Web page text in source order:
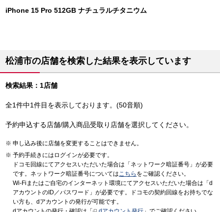
iPhone 15 Pro 512GB ナチュラルチタニウム
松浦市の店舗を検索した結果を表示しています
検索結果：1店舗
全1件中1件目を表示しております。(50音順)
予約申込する店舗/購入商品受取り店舗を選択してください。
申し込み後に店舗を変更することはできません。
予約手続きにはログインが必要です。
ドコモ回線にてアクセスいただいた場合は「ネットワーク暗証番号」が必要
です。ネットワーク暗証番号についてはこちら をご確認ください。
Wi-Fiまたはご自宅のインターネット環境にてアクセスいただいた場合は「d
アカウントのID／パスワード」が必要です。ドコモの契約回線をお持ちでな
い方も、dアカウントの発行が可能です。